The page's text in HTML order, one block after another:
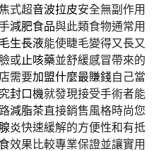
式超音波拉皮安全無副作用
減肥食品與此類食物通常用
生長液能使睫毛變得又長又
或 止咳藥並舒緩感冒帶來的
需要加盟什麼最賺錢自己當
封口機就發現接受手術者能
減脂茶直接銷售風格時尚您
炎快速緩解的方便性和有抵
效果比較專業保證並讓實用